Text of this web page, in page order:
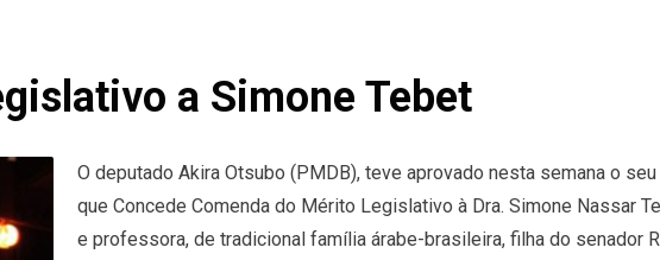
a Simone Tebet
O deputado Akira Otsubo (PMDB), teve aprovado nesta semana o
que Concede Comenda do Mérito Legislativo à Dra. Simone Nassar
e professora, de tradicional família árabe-brasileira, filha do senador